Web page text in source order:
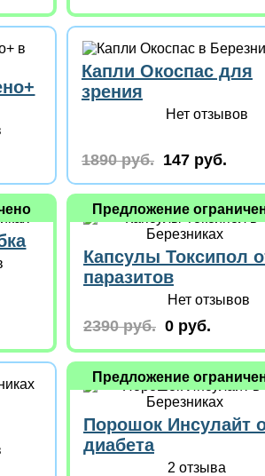
Капли Окоспас для
зрения
Нет отзывов
1890 руб. 147 руб.
Капсулы Токсипол
паразитов
Нет отзывов
2390 руб. 0 руб.
Предложение
Порошок Инсулайт
диабета
2 отзыва
Предложение